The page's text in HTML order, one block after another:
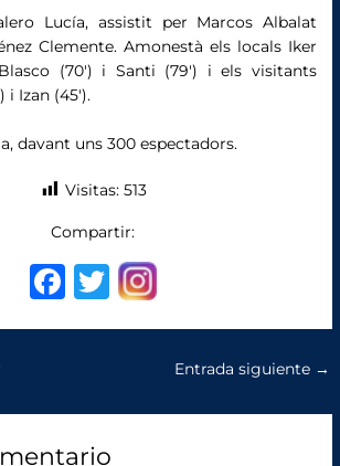
Lucía, assistit per Marcos Albalat
Clemente. Amonestà els locals Iker
(70′) i Santi (79′) i els visitants
i Izan (45′).
davant uns 300 espectadors.
Visitas: 513
Compartir:
F
b
o
T
r
Entrada siguiente →